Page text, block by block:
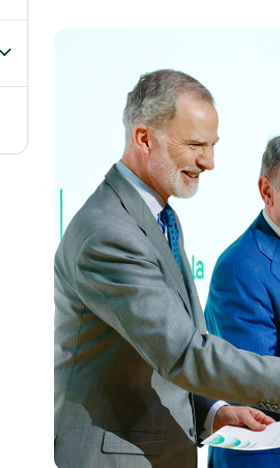
Alternar el submenú para Redes sociales